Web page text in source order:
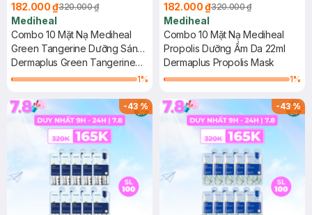
182.000 ₫320.000 ₫
Mediheal
Combo 10 Mặt Nạ Mediheal
Green Tangerine Dưỡng Sáng
Da 22ml
Dermaplus Green Tangerine
Mask
1%
182.000 ₫320.000 ₫
Mediheal
Combo 10 Mặt Nạ Mediheal
Propolis Dưỡng Ẩm Da 22ml
Dermaplus Propolis Mask
1%
-43% -43%